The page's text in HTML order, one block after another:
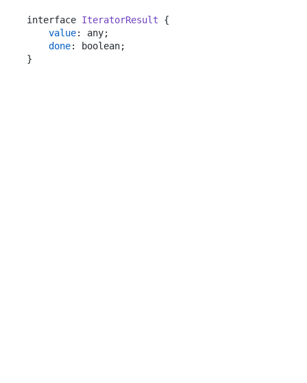
interface IteratorResult {
value: any;
done: boolean;